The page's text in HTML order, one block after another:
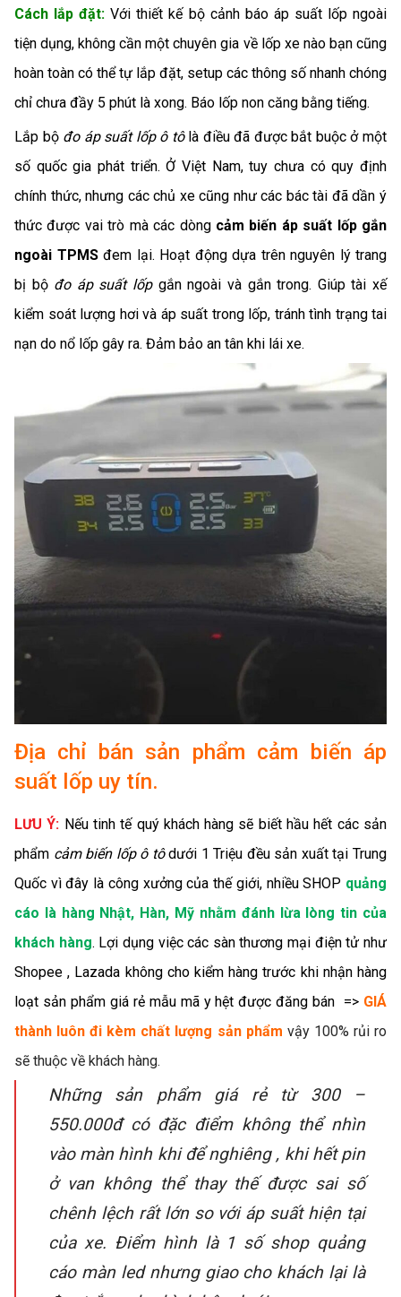
Cách lắp đặt:Với thiết kế bộ cảnh báo áp suất lốp ngoài
tiện dụng, không cần một chuyên gia về lốp xe nào bạn cũng
hoàn toàn có thể tự lắp đặt, setup các thông số nhanh chóng
chỉ chưa đầy 5 phút là xong. Báo lốp non căng bằng tiếng.
Lắp bộ đo áp suất lốp ô tôlà điều đã được bắt buộc ở một
số quốc gia phát triển. Ở Việt Nam, tuy chưa có quy định
chính thức, nhưng các chủ xe cũng như các bác tài đã dần ý
thức được vai trò mà các dòng cảm biến áp suất lốp gắn
ngoài TPMSđem lại. Hoạt động dựa trên nguyên lý trang
bị bộ đo áp suất lốpgắn ngoài và gắn trong. Giúp tài xế
kiểm soát lượng hơi và áp suất trong lốp, tránh tình trạng tai
nạn do nổ lốp gây ra. Đảm bảo an tân khi lái xe.
Địa chỉ bán sản phẩm cảm biến áp
suất lốp uy tín.
LƯU Ý: Nếu tinh tế quý khách hàng sẽ biết hầu hết các sản
phẩm cảm biến lốp ô tôdưới 1 Triệu đều sản xuất tại Trung
Quốc vì đây là công xưởng của thế giới, nhiều SHOP quảng
cáo là hàng Nhật, Hàn, Mỹ nhằm đánh lừa lòng tin của
khách hàng. Lợi dụng việc các sàn thương mại điện tử như
Shopee , Lazada không cho kiểm hàng trước khi nhận hàng
loạt sản phẩm giá rẻ mẫu mã y hệt được đăng bán => GIÁ
thành luôn đi kèm chất lượng sản phẩm vậy 100% rủi ro
sẽ thuộc về khách hàng.
Những sản phẩm giá rẻ từ 300 –
550.000đ có đặc điểm không thể nhìn
vào màn hình khi để nghiêng , khi hết pin
ở van không thể thay thế được sai số
chênh lệch rất lớn so với áp suất hiện tại
của xe. Điểm hình là 1 số shop quảng
cáo màn led nhưng giao cho khách lại là